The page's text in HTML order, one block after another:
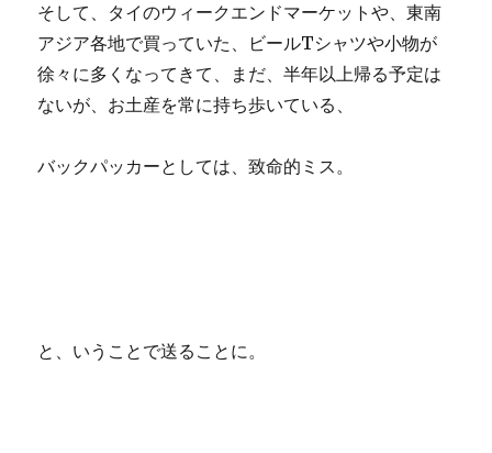
そして、タイのウィークエンドマーケットや、東南
アジア各地で買っていた、ビールTシャツや小物が
徐々に多くなってきて、まだ、半年以上帰る予定は
ないが、お土産を常に持ち歩いている、
バックパッカーとしては、致命的ミス。
と、いうことで送ることに。